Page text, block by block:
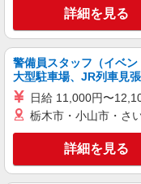
キープ
派遣社員
株式会社テクノ・サービ
機械
時
キープ
詳細を見る
警備員スタッフ（イベン
大型駐車場、JR列車見張
日給 11,000円〜
栃木市・小山市・さ
詳細を見る